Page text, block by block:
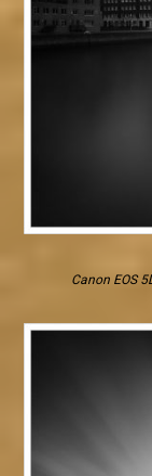
Canon EOS